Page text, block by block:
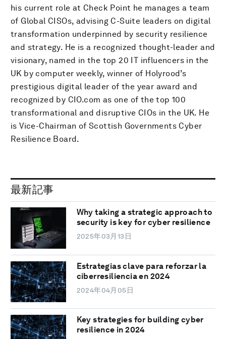
his current role at Check Point he manages a team
of Global CISOs, advising C-Suite leaders on digital
transformation underpinned by security resilience
and strategy. He is a recognized thought-leader and
visionary, named in the top 20 IT influencers in the
UK by computer weekly, winner of Holyrood’s
prestigious digital leader of the year award and
recognized by CIO.com as one of the top 100
transformational and disruptive CIOs in the UK. He
is Vice-Chairman of Scottish Governments Cyber
Resilience Board.
最新記事
Why taking a strategic approach to
security is key for cyber resilience
2025年03月13日
Estrategias clave para reforzar la
ciberresiliencia en 2024
2024年04月05日
Key strategies for building cyber
resilience in 2024